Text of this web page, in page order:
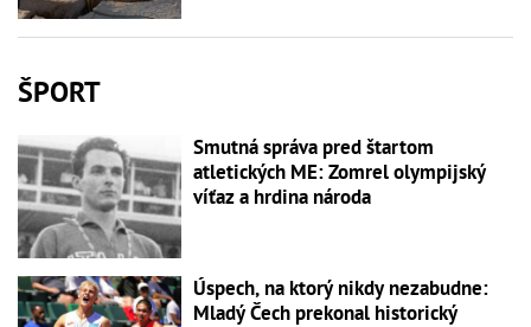
ŠPORT
Smutná správa pred štartom
atletických ME: Zomrel olympijský
víťaz a hrdina národa
Úspech, na ktorý nikdy nezabudne:
Mladý Čech prekonal historický